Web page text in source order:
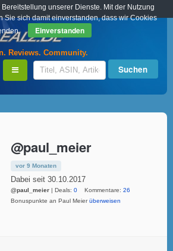
Reviews. Community.
@paul_meier
vor 9 Monaten
Dabei seit 30.10.2017
@paul_meier | Deals: 0 Kommentare: 26
Bonuspunkte an Paul Meierüberweisen
unserer Dienste. Mit der Nutzung
Sie sich damit einverstanden, dass wir Cookies
Einverstanden